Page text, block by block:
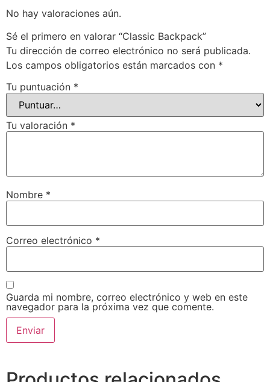
No hay valoraciones aún.
Sé el primero en valorar “Classic Backpack”
Tu dirección de correo electrónico no será publicada.
Los campos obligatorios están marcados con *
Tu puntuación *
Tu valoración *
Nombre *
Correo electrónico *
Guarda mi nombre, correo electrónico y web en este
navegador para la próxima vez que comente.